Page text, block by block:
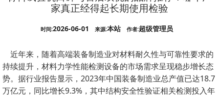
家真正经得起长期使用检验
时间:2026-06-01 来源:本站 作者:超级管理员
近年来，随着高端装备制造业对材料耐久性与可靠性要求的
持续提升，材料力学性能检测设备的市场需求呈现稳步增长态
势。据行业报告显示，2023年中国装备制造业总产值已达18.7
万亿元，同比增长9.3%，其中结构安全性验证相关检测投入年